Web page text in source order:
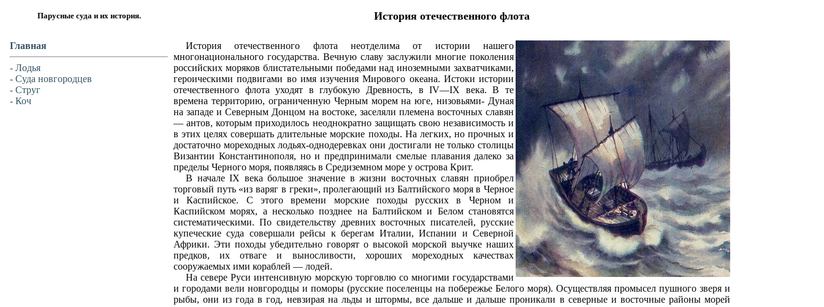
Парусные суда и их история. История отечественного флота
Главная
- Лодья
- Суда новгородцев
- Струг
- Коч
История отечественного флота неотделима от истории нашего
многонационального государства. Вечную славу заслужили многие поколения
российских моряков блистательными победами над иноземными захватчиками,
героическими подвигами во имя изучения Мирового океана. Истоки истории
отечественного флота уходят в глубокую Древность, в IV—IX века. В те
времена территорию, ограниченную Черным морем на юге, низовьями- Дуная
на западе и Северным Донцом на востоке, заселяли племена восточных славян
— антов, которым приходилось неоднократно защищать свою независимость и
в этих целях совершать длительные морские походы. На легких, но прочных и
достаточно мореходных лодьях-однодеревках они достигали не только столицы
Византии Константинополя, но и предпринимали смелые плавания далеко за
пределы Черного моря, появляясь в Средиземном море у острова Крит.
В начале IX века большое значение в жизни восточных славян приобрел
торговый путь «из варяг в греки», пролегающий из Балтийского моря в Черное
и Каспийское. С этого времени морские походы русских в Черном и
Каспийском морях, а несколько позднее на Балтийском и Белом становятся
систематическими. По свидетельству древних восточных писателей, русские
купеческие суда совершали рейсы к берегам Италии, Испании и Северной
Африки. Эти походы убедительно говорят о высокой морской выучке наших
предков, их отваге и выносливости, хороших мореходных качествах
сооружаемых ими кораблей — лодей.
На севере Руси интенсивную морскую торговлю со многими государствами
и городами вели новгородцы и поморы (русские поселенцы на побережье Белого моря). Осуществляя промысел пушного зверя и
рыбы, они из года в год, невзирая на льды и штормы, все дальше и дальше проникали в северные и восточные районы морей